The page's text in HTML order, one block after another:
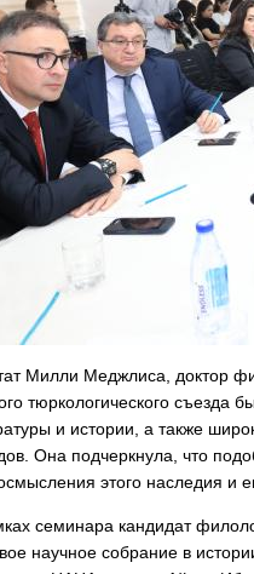
Милли Меджлиса, доктор
тюркологического съезда
и истории, а также
Она подчеркнула, что
этого наследия и
семинара кандидат
научное собрание в